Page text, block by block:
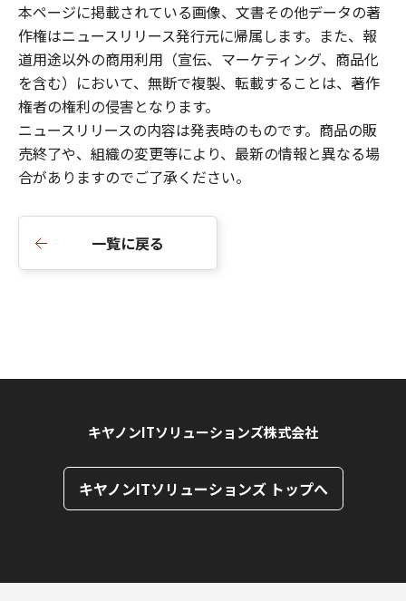
本ページに掲載されている画像、文書その他データの著
作権はニュースリリース発行元に帰属します。また、報
道用途以外の商用利用（宣伝、マーケティング、商品化
を含む）において、無断で複製、転載することは、著作
権者の権利の侵害となります。
ニュースリリースの内容は発表時のものです。商品の販
売終了や、組織の変更等により、最新の情報と異なる場
合がありますのでご了承ください。
一覧に戻る
キヤノンITソリューションズ株式会社
キヤノンITソリューションズ トップへ